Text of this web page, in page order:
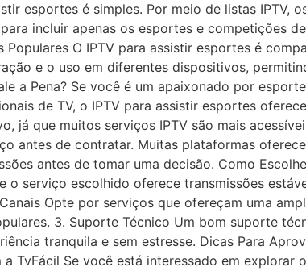
esportes é simples. Por meio de listas IPTV,
incluir apenas os esportes e competições
O IPTV para assistir esportes é
e o uso em diferentes dispositivos,
a Pena? Se você é um apaixonado por
de TV, o IPTV para assistir esportes
já que muitos serviços IPTV são mais
antes de contratar. Muitas plataformas
antes de tomar uma decisão. Como
o serviço escolhido oferece transmissões
Opte por serviços que ofereçam uma
3. Suporte Técnico Um bom suporte
tranquila e sem estresse. Dicas Para
TvFácil Se você está interessado em explorar